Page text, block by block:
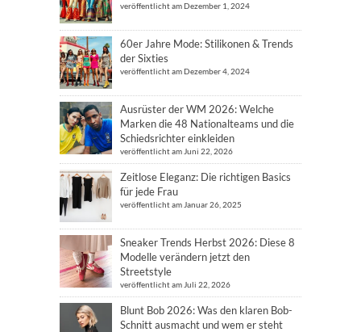
veröffentlicht am Dezember 1, 2024
60er Jahre Mode: Stilikonen & Trends
der Sixties
veröffentlicht am Dezember 4, 2024
Ausrüster der WM 2026: Welche
Marken die 48 Nationalteams und die
Schiedsrichter einkleiden
veröffentlicht am Juni 22, 2026
Zeitlose Eleganz: Die richtigen Basics
für jede Frau
veröffentlicht am Januar 26, 2025
Sneaker Trends Herbst 2026: Diese 8
Modelle verändern jetzt den
Streetstyle
veröffentlicht am Juli 22, 2026
Blunt Bob 2026: Was den klaren Bob-
Schnitt ausmacht und wem er steht